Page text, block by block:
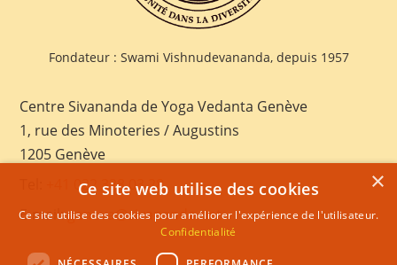
Fondateur : Swami Vishnudevananda, depuis 1957
Centre Sivananda de Yoga Vedanta Genève
1, rue des Minoteries / Augustins
1205 Genève
+41 022 328 03 28
E-mail:geneva@sivananda.net
×
Ce site web utilise des cookies
Ce site utilise des cookies pour améliorer l'expérience de l'utilisateur.
Confidentialité